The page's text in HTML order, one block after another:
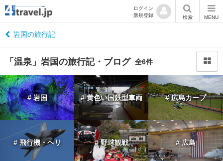
ログイン
新規登録
検索 MENU
岩国の旅行記
「温泉」岩国の旅行記・ブログ 全6件
# 岩国 # 黄色い国鉄型車両 # 広島カープ
# 飛行機・ヘリ # 野球観戦 # 広島
山
口
へ
戻
る